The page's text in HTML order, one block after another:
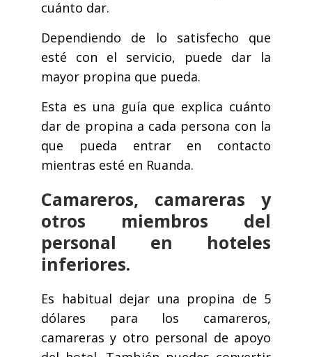
cuánto dar.
Dependiendo de lo satisfecho que
esté con el servicio, puede dar la
mayor propina que pueda.
Esta es una guía que explica cuánto
dar de propina a cada persona con la
que pueda entrar en contacto
mientras esté en Ruanda.
Camareros, camareras y
otros miembros del
personal en hoteles
inferiores.
Es habitual dejar una propina de 5
dólares para los camareros,
camareras y otro personal de apoyo